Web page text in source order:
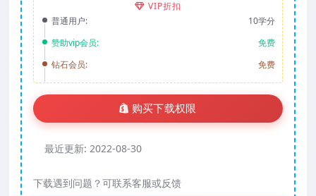
VIP折扣
普通用户:
10学分
赞助vip会员:
免费
钻石会员:
免费
购买下载权限
最近更新: 2022-08-30
下载遇到问题？可联系客服或反馈